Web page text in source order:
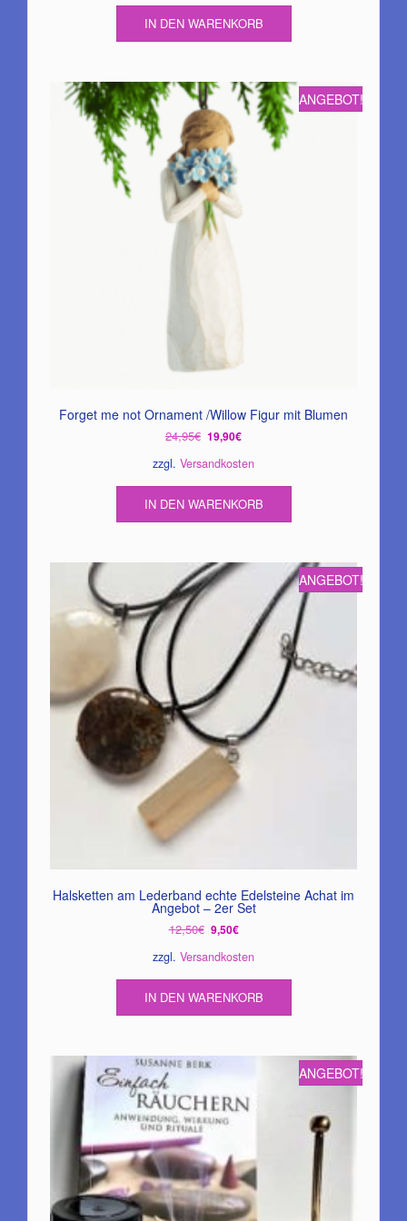
IN DEN WARENKORB
ANGEBOT!
Forget me not Ornament /Willow Figur mit Blumen
24,95€ Ursprünglicher
war:
24,95€
19,90€Aktueller
ist:
19,90€.
zzgl. Versandkosten
IN DEN WARENKORB
ANGEBOT!
Halsketten am Lederband echte Edelsteine Achat im
Angebot – 2er Set
12,50€ Ursprünglicher
war:
12,50€
9,50€Aktueller
ist:
9,50€.
zzgl. Versandkosten
IN DEN WARENKORB
ANGEBOT!